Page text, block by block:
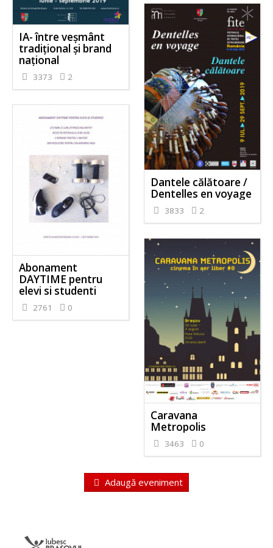
IA- între veșmânt
tradițional și brand
național
3373 2
Dantele călătoare /
Dentelles en voyage
3833 2
Abonament
DAYTIME pentru
elevi si studenti
2761 0
Caravana
Metropolis
3463 0
Adaugă eveniment